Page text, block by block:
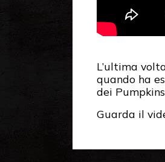
L’ultima
quando ha
dei
Guarda il